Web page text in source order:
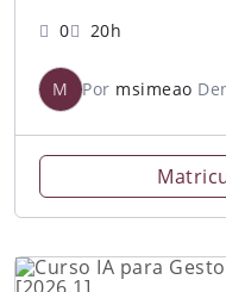
0 20h
M Por msimeao